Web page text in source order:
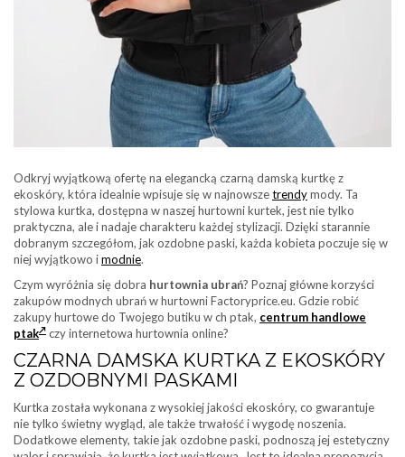
Odkryj wyjątkową ofertę na elegancką czarną damską kurtkę z
ekoskóry, która idealnie wpisuje się w najnowszetrendymody. Ta
stylowa kurtka, dostępna w naszej hurtowni kurtek, jest nie tylko
praktyczna, ale i nadaje charakteru każdej stylizacji. Dzięki starannie
dobranym szczegółom, jak ozdobne paski, każda kobieta poczuje się w
niej wyjątkowo imodnie.
Czym wyróżnia się dobra hurtownia ubrań? Poznaj główne korzyści
zakupów modnych ubrań w hurtowni Factoryprice.eu. Gdzie robić
zakupy hurtowe do Twojego butiku w ch ptak, centrum handlowe
ptak
czy internetowa hurtownia online?
CZARNA DAMSKA KURTKA Z EKOSKÓRY
Z OZDOBNYMI PASKAMI
Kurtka została wykonana z wysokiej jakości ekoskóry, co gwarantuje
nie tylko świetny wygląd, ale także trwałość i wygodę noszenia.
Dodatkowe elementy, takie jak ozdobne paski, podnoszą jej estetyczny